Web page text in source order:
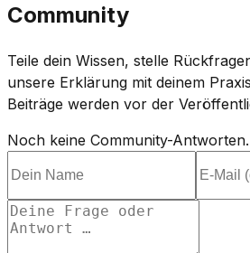
Community
Teile dein Wissen, stelle
unsere Erklärung mit deinem
Beiträge werden vor der
Noch keine Community-